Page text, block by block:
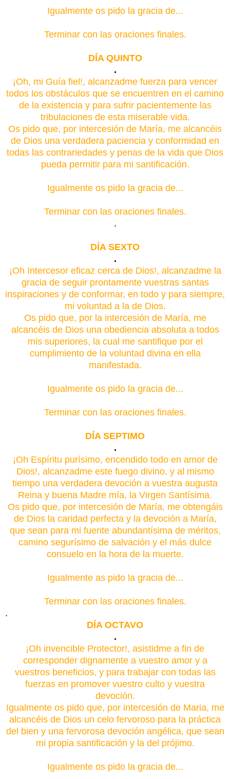
Igualmente os pido la gracia de...
Terminar con las oraciones finales.
DÍA QUINTO
.
¡Oh, mi Guía fiel!, alcanzadme fuerza para vencer
todos los obstáculos que se encuentren en el camino
de la existencia y para sufrir pacientemente las
tribulaciones de esta miserable vida.
Os pido que, por intercesión de María, me alcancéis
de Dios una verdadera paciencia y conformidad en
todas las contrariedades y penas de la vida que Dios
pueda permitir para mi santificación.
Igualmente os pido la gracia de...
Terminar con las oraciones finales.
.
DÍA SEXTO
.
¡Oh Intercesor eficaz cerca de Dios!, alcanzadme la
gracia de seguir prontamente vuestras santas
inspiraciones y de conformar, en todo y para siempre,
mi voluntad a la de Dios.
Os pido que, por la intercesión de María, me
alcancéis de Dios una obediencia absoluta a todos
mis superiores, la cual me santifique por el
cumplimiento de la voluntad divina en ella
manifestada.
Igualmente os pido la gracia de...
Terminar con las oraciones finales.
DÍA SEPTIMO
.
¡Oh Espíritu purísimo, encendido todo en amor de
Dios!, alcanzadme este fuego divino, y al mismo
tiempo una verdadera devoción a vuestra augusta
Reina y buena Madre mía, la Virgen Santísima.
Os pido que, por intercesión de María, me obtengáis
de Dios la caridad perfecta y la devoción a María,
que sean para mi fuente abundantísima de méritos,
camino segurísimo de salvación y el más dulce
consuelo en la hora de la muerte.
Igualmente as pido la gracia de...
Terminar con las oraciones finales.
.
DÍA OCTAVO
.
¡Oh invencible Protector!, asistidme a fin de
corresponder dignamente a vuestro amor y a
vuestros beneficios, y para trabajar con todas las
fuerzas en promover vuestro culto y vuestra
devoción.
Igualmente os pido que, por intercesión de Maria, me
alcancéis de Dios un celo fervoroso para la práctica
del bien y una fervorosa devoción angélica, que sean
mi propia santificación y la del prójimo.
Igualmente os pido la gracia de...